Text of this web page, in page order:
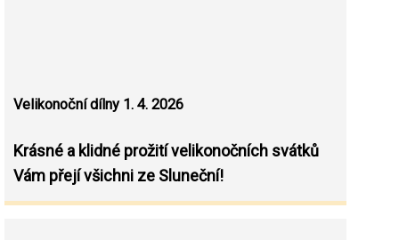
Velikonoční dílny 1. 4. 2026
Krásné a klidné prožití velikonočních svátků
Vám přejí všichni ze Sluneční!